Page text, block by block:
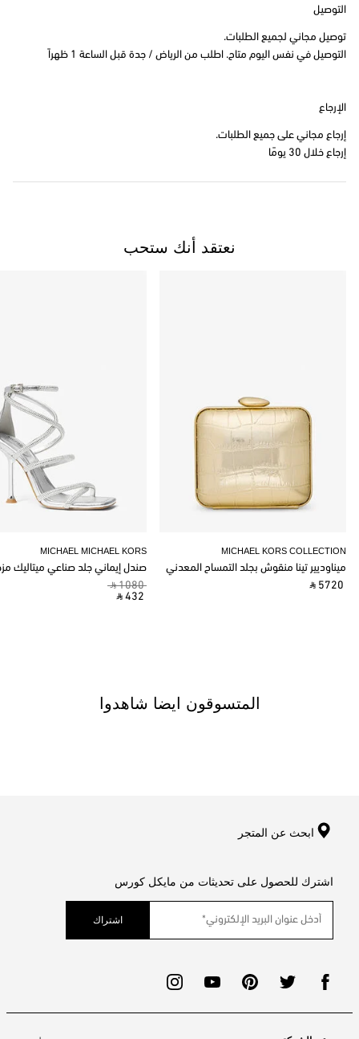
التوصيل
توصيل مجاني لجميع الطلبات.
التوصيل في نفس اليوم متاح. اطلب من الرياض / جدة قبل الساعة 1 ظهراً
الإرجاع
إرجاع مجاني على جميع الطلبات.
إرجاع خلال 30 يومًا
نعتقد أنك ستحب
MICHAEL MICHAEL KORS
صندل إيماني جلد صناعي ميتاليك
‎ ⃁ 1080 ‎
‎ ⃁ 432 ‎
MICHAEL KORS COLLECTION
ميناوديير تينا منقوش بجلد التمساح المعدني
‎ ⃁ 5720 ‎
المتسوقون ايضا شاهدوا
ابحث عن المتجر
اشترك للحصول على تحديثات من مايكل كورس
اشتراك